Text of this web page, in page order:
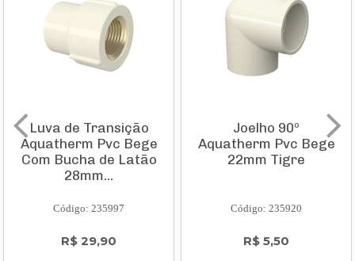
Luva de Transição
Aquatherm Pvc Bege
Com Bucha de Latão
28mm...
Código: 235997
R$ 29,90
Joelho 90º
Aquatherm Pvc Bege
22mm Tigre
Código: 235920
R$ 5,50